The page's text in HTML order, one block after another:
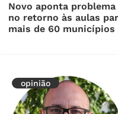
Novo aponta problema
no retorno às aulas
mais de 60 municípios
opinião